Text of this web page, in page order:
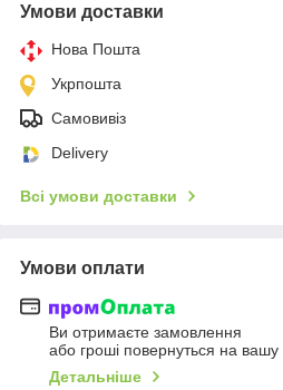
Умови доставки
Нова Пошта
Укрпошта
Самовивіз
Delivery
Всі умови доставки
Умови оплати
Ви отримаєте замовлення
або гроші повернуться на вашу
Детальніше